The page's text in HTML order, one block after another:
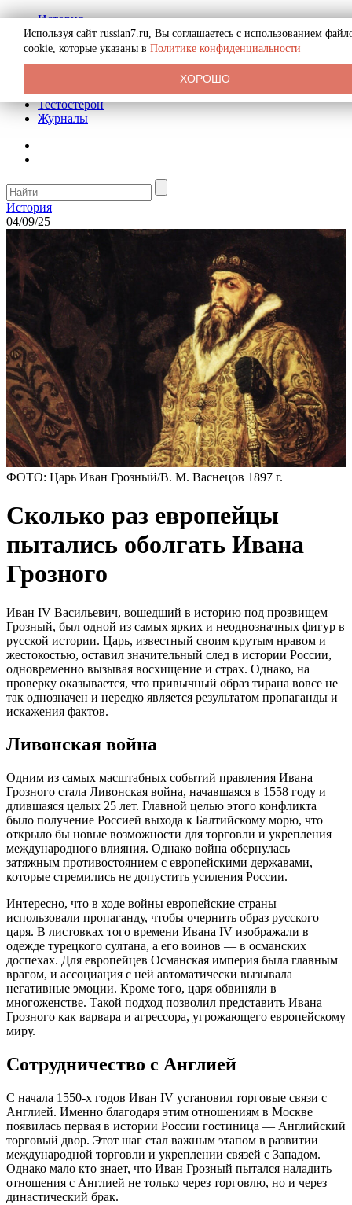
История
Биография
Криминал
Реклама на сайте
Тестостерон
Журналы
История
04/09/25
ФОТО: Царь Иван Грозный/В. М. Васнецов 1897 г.
Сколько раз европейцы
пытались оболгать Ивана
Грозного
Иван IV Васильевич, вошедший в историю под прозвищем
Грозный, был одной из самых ярких и неоднозначных фигур в
русской истории. Царь, известный своим крутым нравом и
жестокостью, оставил значительный след в истории России,
одновременно вызывая восхищение и страх. Однако, на
проверку оказывается, что привычный образ тирана вовсе не
так однозначен и нередко является результатом пропаганды и
искажения фактов.
Ливонская война
Одним из самых масштабных событий правления Ивана
Грозного стала Ливонская война, начавшаяся в 1558 году и
длившаяся целых 25 лет. Главной целью этого конфликта
было получение Россией выхода к Балтийскому морю, что
открыло бы новые возможности для торговли и укрепления
международного влияния. Однако война обернулась
затяжным противостоянием с европейскими державами,
которые стремились не допустить усиления России.
Интересно, что в ходе войны европейские страны
использовали пропаганду, чтобы очернить образ русского
царя. В листовках того времени Ивана IV изображали в
одежде турецкого султана, а его воинов — в османских
доспехах. Для европейцев Османская империя была главным
врагом, и ассоциация с ней автоматически вызывала
негативные эмоции. Кроме того, царя обвиняли в
многоженстве. Такой подход позволил представить Ивана
Грозного как варвара и агрессора, угрожающего европейскому
миру.
Сотрудничество с Англией
С начала 1550-х годов Иван IV установил торговые связи с
Англией. Именно благодаря этим отношениям в Москве
появилась первая в истории России гостиница — Английский
торговый двор. Этот шаг стал важным этапом в развитии
международной торговли и укреплении связей с Западом.
Однако мало кто знает, что Иван Грозный пытался наладить
отношения с Англией не только через торговлю, но и через
династический брак.
Используя сайт russian7.ru, Вы соглашаетесь с использованием
cookie, которые указаны в Политике конфиденциальности
ХОРОШО